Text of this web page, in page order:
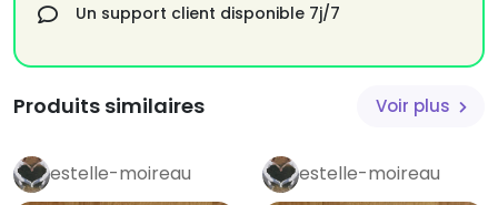
Un support client disponible 7j/7
Produits similaires Voir plus
estelle-moireau estelle-moireau